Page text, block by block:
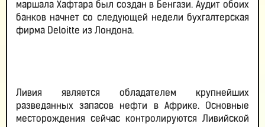
маршала Хафтара был создан в Бенгази. Аудит обоих
банков начнет со следующей недели бухгалтерская
фирма Deloitte из Лондона.
Ливия является обладателем крупнейших
разведанных запасов нефти в Африке. Основные
месторождения сейчас контролируются Ливийской